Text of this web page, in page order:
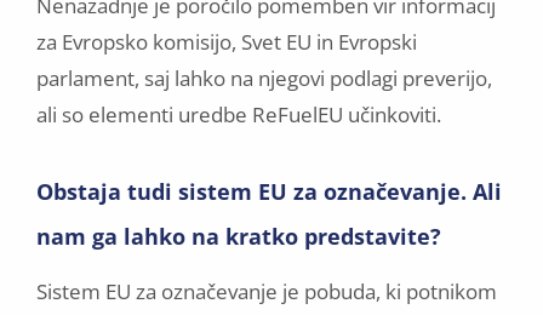
za Evropsko komisijo, Svet EU in Evropski
parlament, saj lahko na njegovi podlagi preverijo,
ali so elementi uredbe ReFuelEU učinkoviti.
Obstaja tudi sistem EU za označevanje. Ali
nam ga lahko na kratko predstavite?
Sistem EU za označevanje je pobuda, ki potnikom